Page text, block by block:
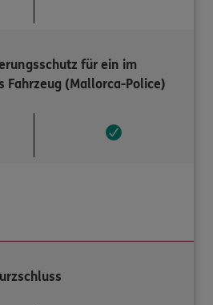
für ein im
Fahrzeug (Mallorca-Police)